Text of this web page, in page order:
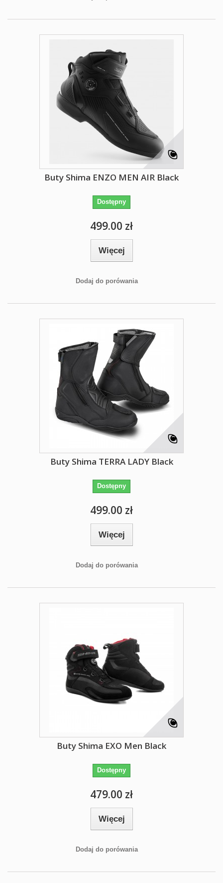
Buty Shima ENZO MEN AIR Black
Dostępny
499.00 zł
Więcej
Dodaj do porówania
Buty Shima TERRA LADY Black
Dostępny
499.00 zł
Więcej
Dodaj do porówania
Buty Shima EXO Men Black
Dostępny
479.00 zł
Więcej
Dodaj do porówania